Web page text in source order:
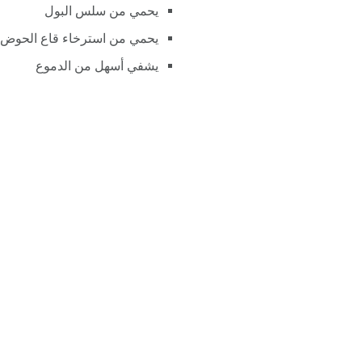
يحمي من سلس البول
يحمي من استرخاء قاع الحوض
يشفي أسهل من الدموع